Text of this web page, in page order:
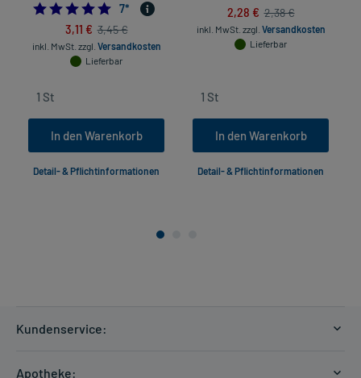
4.714285714285714
7*
3,11 € 3,45 €
inkl. MwSt. zzgl. Versandkosten
Lieferbar
In den Warenkorb
Detail- & Pflichtinformationen
2,28 € 2,38 €
inkl. MwSt. zzgl. Versandkosten
Lieferbar
In den Warenkorb
Detail- & Pflichtinformationen
Kundenservice:
Apotheke: